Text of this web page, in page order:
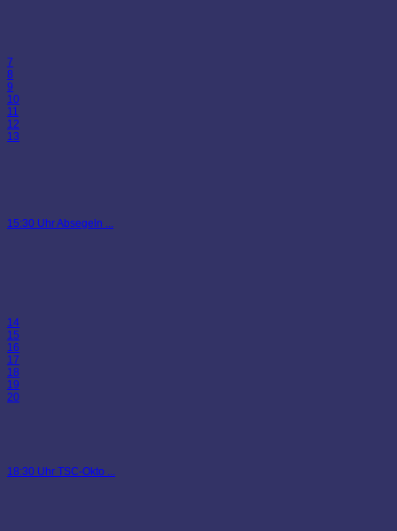
7
8
9
10
11
12
13
15:30 Uhr Absegeln ...
14
15
16
17
18
19
20
18:30 Uhr TSC-Okto ...